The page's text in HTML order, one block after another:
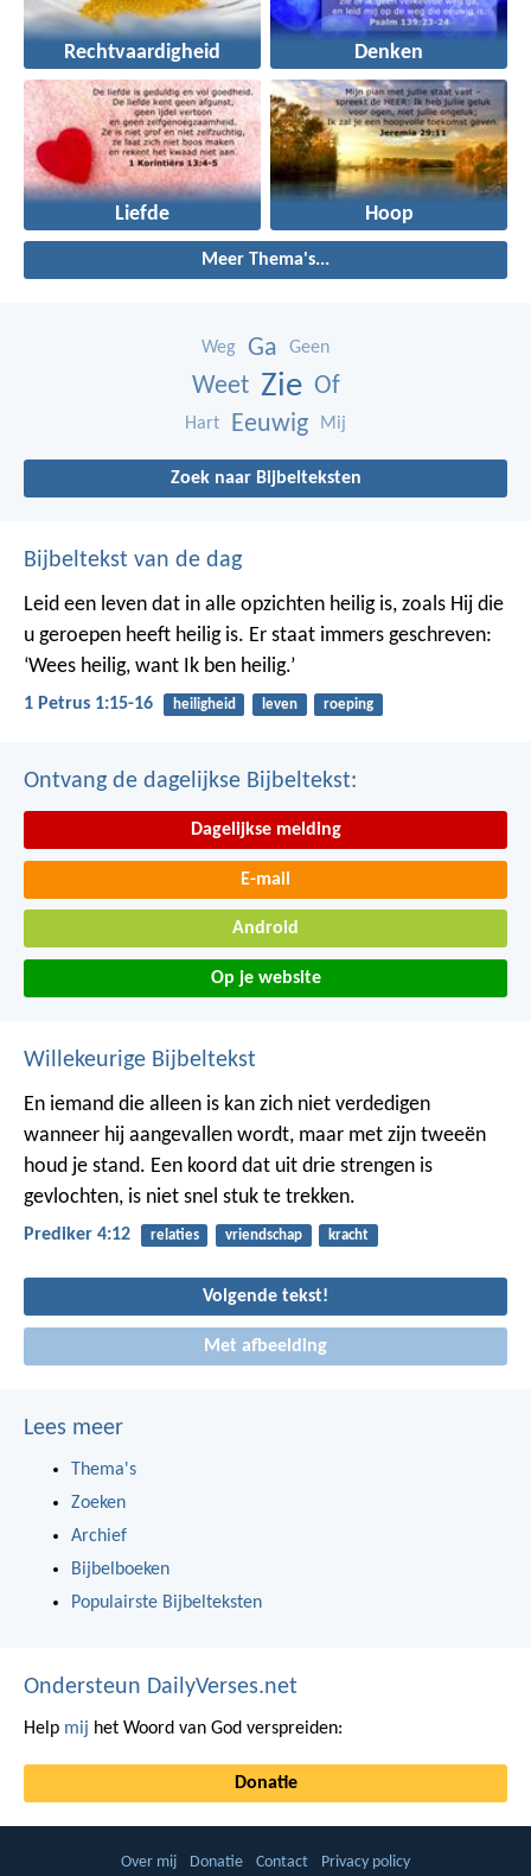
Rechtvaardigheid Denken
Liefde Hoop
Meer Thema's...
Weg Ga Geen
Weet Zie Of
Hart Eeuwig Mij
Zoek naar Bijbelteksten
Bijbeltekst van de dag
Leid een leven dat in alle opzichten heilig is, zoals Hij die
u geroepen heeft heilig is. Er staat immers geschreven:
‘Wees heilig, want Ik ben heilig.’
1 Petrus 1:15-16 heiligheid leven roeping
Ontvang de dagelijkse Bijbeltekst:
Dagelijkse melding
E-mail
Android
Op je website
Willekeurige Bijbeltekst
En iemand die alleen is kan zich niet verdedigen
wanneer hij aangevallen wordt, maar met zijn tweeën
houd je stand. Een koord dat uit drie strengen is
gevlochten, is niet snel stuk te trekken.
Prediker 4:12 relaties vriendschap kracht
Volgende tekst!
Met afbeelding
Lees meer
Thema's
Zoeken
Archief
Bijbelboeken
Populairste Bijbelteksten
Ondersteun DailyVerses.net
Help mij het Woord van God verspreiden:
Donatie
Over mij Donatie Contact Privacy policy